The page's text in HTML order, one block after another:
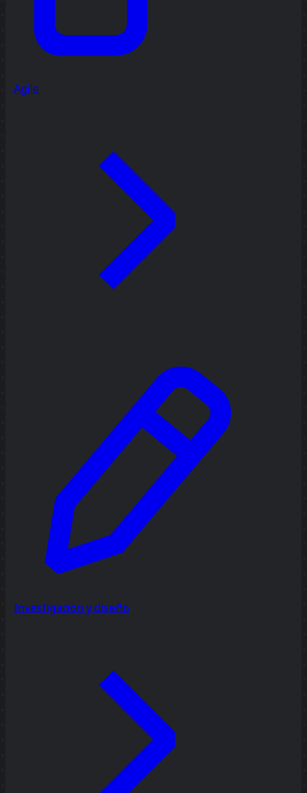
Agile
Investigación y diseño